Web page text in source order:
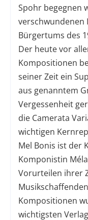
Spohr begegnen
verschwundenen
Bürgertums des
Der heute vor
Kompositionen
seiner Zeit ein
aus genanntem
Vergessenheit
die Camerata
wichtigen
Mel Bonis ist der
Komponistin
Vorurteilen ihrer
Kompositionen
wichtigsten